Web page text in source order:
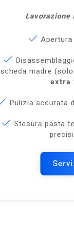
Lavorazione
scheda madre
extra
Pulizia accurata
Stesura pasta